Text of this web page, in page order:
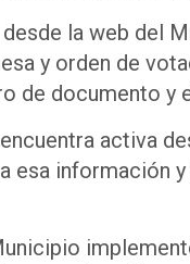
la web del
y orden de
de documento y
activa
esa información